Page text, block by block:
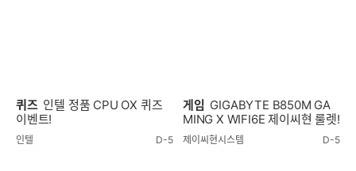
퀴즈 인텔 정품 CPU OX 퀴즈
이벤트!
인텔 D-5
게임 GIGABYTE B850M GA
MING X WIFI6E 제이씨현 룰렛!
제이씨현시스템 D-5